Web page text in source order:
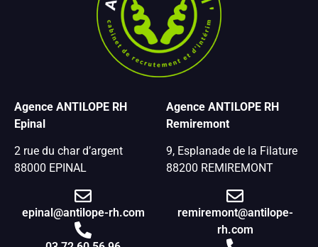
Agence ANTILOPE RH
Epinal
2 rue du char d’argent
88000 EPINAL
epinal@antilope-rh.com
Agence ANTILOPE RH
Remiremont
9, Esplanade de la Filature
88200 REMIREMONT
remiremont@antilope-
rh.com